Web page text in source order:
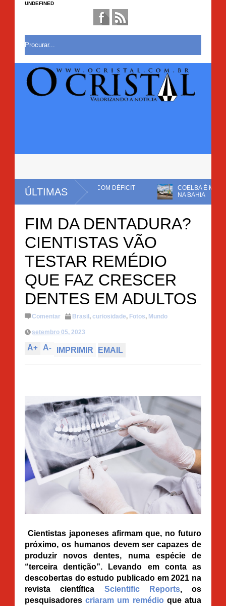
UNDEFINED
ÚLTIMAS
MANDATO COM DÉFICIT
COELBA É MULTADA EM R$ 82,7
FIM DA DENTADURA?
CIENTISTAS VÃO
TESTAR REMÉDIO
QUE FAZ CRESCER
DENTES EM ADULTOS
Comentar Brasil, curiosidade, Fotos, Mundo
setembro 05, 2023
A+ A- IMPRIMIR EMAIL
Cientistas japoneses afirmam que, no futuro
próximo, os humanos devem ser capazes de
produzir novos dentes, numa espécie de
“terceira dentição”. Levando em conta as
descobertas do estudo publicado em 2021 na
revista científica Scientific Reports, os
pesquisadorescriaram um remédio que atua